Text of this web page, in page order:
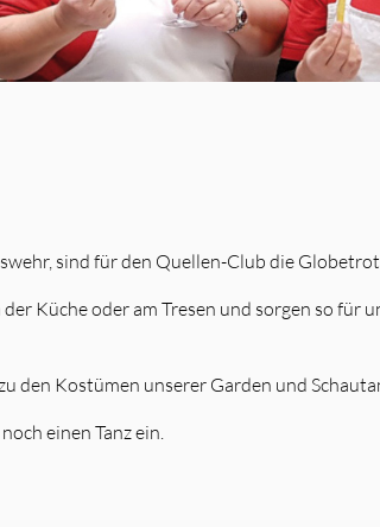
sind für den Quellen-Club die
Küche oder am Tresen und sorgen so für
den Kostümen unserer Garden und
einen Tanz ein.